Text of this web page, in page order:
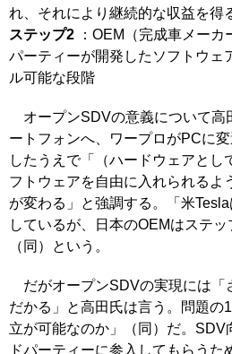
れ、それにより継続的な収益を得
ステップ2
：OEM（完成車メー
パーティーが開発したソフトウェ
ル可能な段階
オープンSDVの意義について高
ートフォンへ、ワープロがPCに
したうえで「（ハードウェアとし
フトウェアを自由に入れられるよ
が変わる」と強調する。「米
しているが、日本のOEMはステッ
（同）という。
だがオープンSDVの実現には「
だかる」と高田氏は言う。問題の
立が可能なのか」（同）だ。SDV
ドパーティーに参入してもらうた